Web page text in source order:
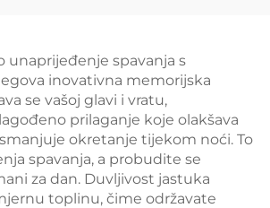
unaprijeđenje spavanja s
inovativna memorijska
se vašoj glavi i vratu,
prilaganje koje olakšava
okretanje tijekom noći. To
spavanja, a probudite se
za dan. Duvljivost jastuka
toplinu, čime održavate